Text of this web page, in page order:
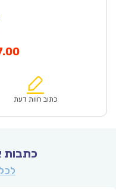
₪67.00.
המחיר
הוא:
כתוב חוות דעת
כתבות